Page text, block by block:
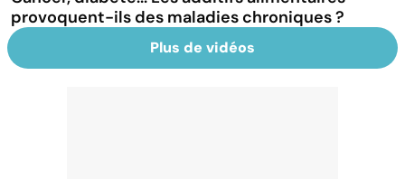
provoquent-ils des maladies chroniques ?
Plus de vidéos